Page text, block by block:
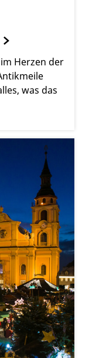
Herzen der
was das